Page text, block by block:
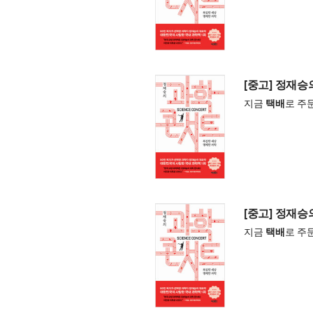
[중고] 정재승
지금 택배로 주
[중고] 정재승
지금 택배로 주